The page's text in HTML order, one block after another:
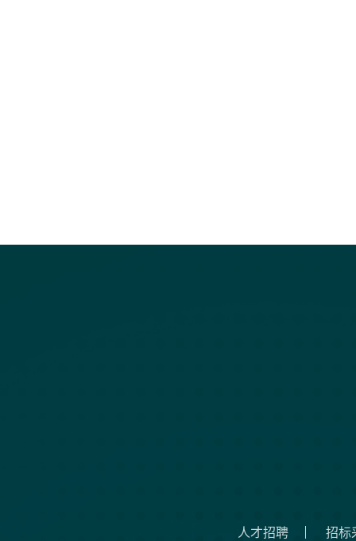
人才招聘 招标